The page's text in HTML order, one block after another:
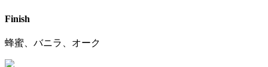
Finish
蜂蜜、バニラ、オーク